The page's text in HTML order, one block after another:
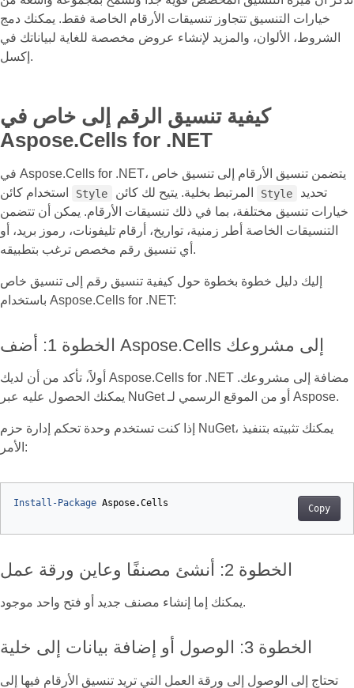
خيارات التنسيق تتجاوز تنسيقات الأرقام الخاصة فقط. يمكنك دمج
الشروط، الألوان، والمزيد لإنشاء عروض مخصصة للغاية لبياناتك في
إكسل.
كيفية تنسيق الرقم إلى خاص في
Aspose.Cells for .NET
في Aspose.Cells for .NET، يتضمن تنسيق الأرقام إلى تنسيق خاص
Style Style
خيارات تنسيق مختلفة، بما في ذلك تنسيقات الأرقام. يمكن أن تتضمن
التنسيقات الخاصة أطر زمنية، تواريخ، أرقام تليفونات، رموز بريد، أو
أي تنسيق رقم مخصص ترغب بتطبيقه.
إليك دليل خطوة بخطوة حول كيفية تنسيق رقم إلى تنسيق خاص
باستخدام Aspose.Cells for .NET:
الخطوة 1: أضف Aspose.Cells إلى مشروعك
أولاً، تأكد من أن لديك Aspose.Cells for .NET مضافة إلى مشروعك.
يمكنك الحصول عليه عبر NuGet أو من الموقع الرسمي لـ Aspose.
إذا كنت تستخدم وحدة تحكم إدارة حزم NuGet، يمكنك تثبيته بتنفيذ
الأمر:
Copy
Install-Package Aspose.Cells
الخطوة 2: أنشئ مصنفًا وعاين ورقة عمل
يمكنك إما إنشاء مصنف جديد أو فتح واحد موجود.
الخطوة 3: الوصول أو إضافة بيانات إلى خلية
تحتاج إلى الوصول إلى ورقة العمل التي تريد تنسيق الأرقام فيها إلى